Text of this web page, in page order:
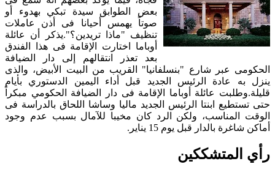
بعض الطوابق سيدة تبكي بهدوء أو
صوتاً يهمس أحيانا فى أذن عاملات
تنظيف "ماذا تريدين؟".يذكر أن عائلة
أوباما اختارت الإقامة فى هذا الفندق
بعد تعذر انتقالهم إلى دار الضيافة
الحكومى عبر شارع "بنسلفانيا" القريب من البيت الأبيض، والذى
ينزل به عادة الرئيس الجديد قبل أداء اليمين الدستوري بأيام
قليلة.وطلبت عائلة أوباما الإقامة فى دار الضيافة الحكومي مبكراً
حتى تستطيع ابنتا الرئيس الجديد ماليا وساشا اللحاق بالدراسة فى
الوقت المناسب، ولكن الرد كان مخيبا للآمال بسبب عدم وجود
أماكن شاغرة بالدار قبل يوم 15 يناير.
رأي المتشككين